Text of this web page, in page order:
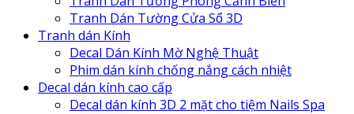
Tranh Dán Tường Cửa Sổ 3D
Tranh dán Kính
Decal Dán Kính Mờ Nghệ Thuật
Phim dán kính chống nắng cách nhiệt
Decal dán kính cao cấp
Decal dán kính 3D 2 mặt cho tiệm Nails Spa